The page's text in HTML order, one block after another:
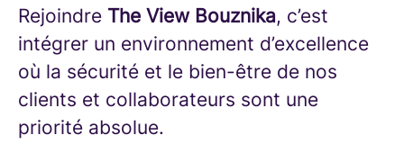
Rejoindre The View Bouznika, c’est
intégrer un environnement d’excellence
où la sécurité et le bien-être de nos
clients et collaborateurs sont une
priorité absolue.